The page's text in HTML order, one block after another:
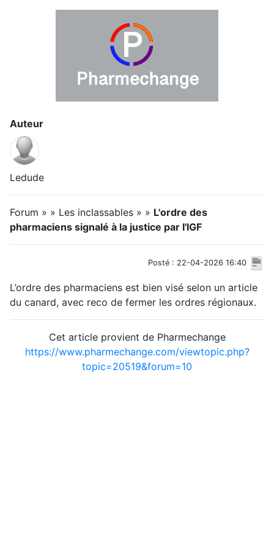
Auteur
Ledude
Forum » » Les inclassables » » L'ordre des
pharmaciens signalé à la justice par l'IGF
Posté : 22-04-2026 16:40
L’ordre des pharmaciens est bien visé selon un article
du canard, avec reco de fermer les ordres régionaux.
Cet article provient de Pharmechange
https://www.pharmechange.com/viewtopic.php?
topic=20519&forum=10